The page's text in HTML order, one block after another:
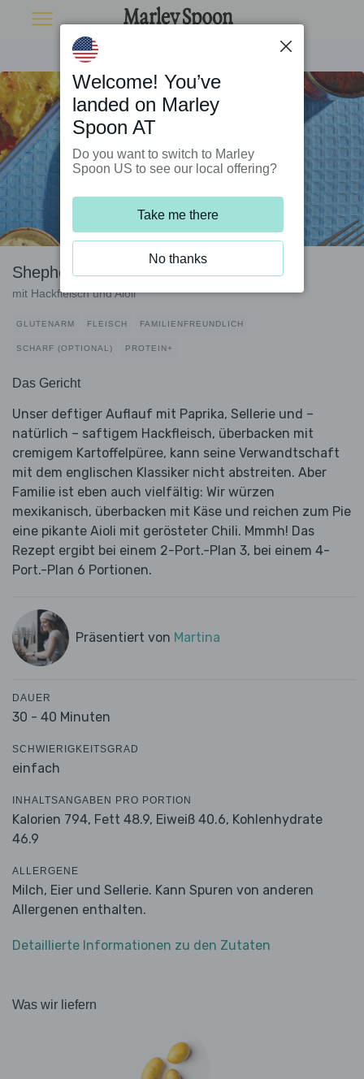
Shepherd’s Pie Tex-Mex-Style
mit Hackfleisch und Aioli
GLUTENARM FLEISCH FAMILIENFREUNDLICH
SCHARF (OPTIONAL) PROTEIN+
Das Gericht
Unser deftiger Auflauf mit Paprika, Sellerie und –
natürlich – saftigem Hackfleisch, überbacken mit
cremigem Kartoffelpüree, kann seine Verwandtschaft
mit dem englischen Klassiker nicht abstreiten. Aber
Familie ist eben auch vielfältig: Wir würzen
mexikanisch, überbacken mit Käse und reichen zum Pie
eine pikante Aioli mit gerösteter Chili. Mmmh! Das
Rezept ergibt bei einem 2-Port.-Plan 3, bei einem 4-
Port.-Plan 6 Portionen.
Präsentiert von Martina
DAUER
30 - 40 Minuten
SCHWIERIGKEITSGRAD
einfach
INHALTSANGABEN PRO PORTION
Kalorien 794, Fett 48.9, Eiweiß 40.6, Kohlenhydrate
46.9
ALLERGENE
Milch, Eier und Sellerie. Kann Spuren von anderen
Allergenen enthalten.
Detaillierte Informationen zu den Zutaten
Was wir liefern
Welcome! You’ve
landed on Marley
Spoon AT
Do you want to switch to Marley
Spoon US to see our local offering?
Take me there
No thanks